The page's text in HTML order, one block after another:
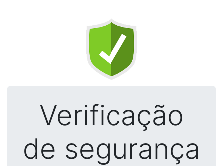
Verificação
de segurança